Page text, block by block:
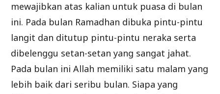
mewajibkan atas kalian untuk puasa di bulan
ini. Pada bulan Ramadhan dibuka pintu-pintu
langit dan ditutup pintu-pintu neraka serta
dibelenggu setan-setan yang sangat jahat.
Pada bulan ini Allah memiliki satu malam yang
lebih baik dari seribu bulan. Siapa yang